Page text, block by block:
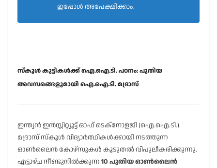
ഇപ്പോൾ അപേക്ഷിക്കാം.
സ്കൂൾ കുട്ടികൾക്ക് ഐ.ഐ.ടി. പഠനം: പുതിയ
അവസരങ്ങളുമായി ഐ.ഐ.ടി. മദ്രാസ്
ഇന്ത്യൻ ഇൻസ്റ്റിറ്റ്യൂട്ട് ഓഫ് ടെക്നോളജി (ഐ.ഐ.ടി.)
മദ്രാസ് സ്കൂൾ വിദ്യാർത്ഥികൾക്കായി നടത്തുന്ന
ഓൺലൈൻ കോഴ്സുകൾ കൂടുതൽ വിപുലീകരിക്കുന്നു.
എട്ടാഴ്ച നീണ്ടുനിൽക്കുന്ന 10 പുതിയ ഓൺലൈൻ